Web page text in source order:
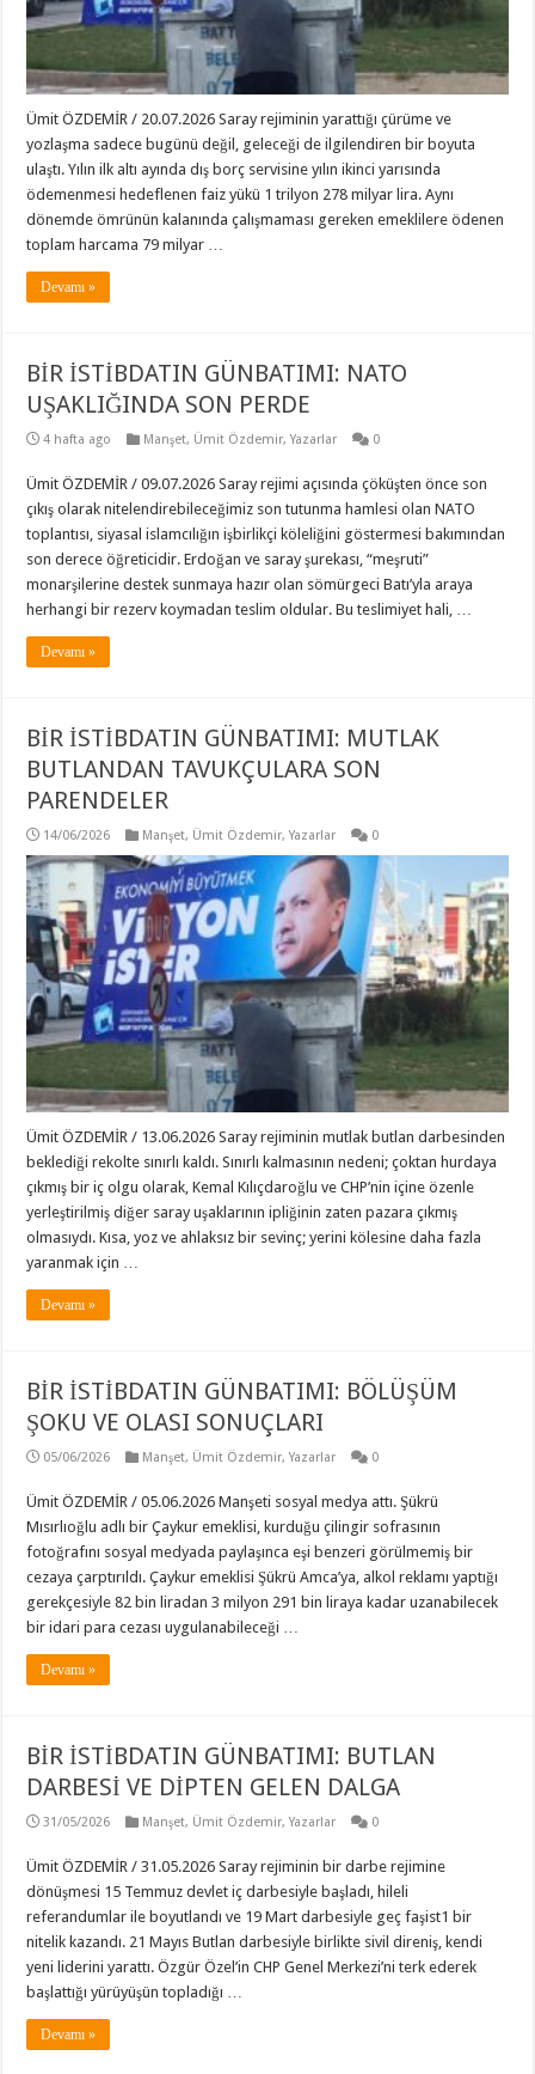
Ümit ÖZDEMİR / 20.07.2026 Saray rejiminin yarattığı çürüme ve
yozlaşma sadece bugünü değil, geleceği de ilgilendiren bir boyuta
ulaştı. Yılın ilk altı ayında dış borç servisine yılın ikinci yarısında
ödemenmesi hedeflenen faiz yükü 1 trilyon 278 milyar lira. Aynı
dönemde ömrünün kalanında çalışmaması gereken emeklilere ödenen
toplam harcama 79 milyar …
Devamı »
BİR İSTİBDATIN GÜNBATIMI: NATO
UŞAKLIĞINDA SON PERDE
4 hafta ago Manşet, Ümit Özdemir,Yazarlar 0
Ümit ÖZDEMİR / 09.07.2026 Saray rejimi açısında çöküşten önce son
çıkış olarak nitelendirebileceğimiz son tutunma hamlesi olan NATO
toplantısı, siyasal islamcılığın işbirlikçi köleliğini göstermesi bakımından
son derece öğreticidir. Erdoğan ve saray şurekası, “meşruti”
monarşilerine destek sunmaya hazır olan sömürgeci Batı’yla araya
herhangi bir rezerv koymadan teslim oldular. Bu teslimiyet hali, …
Devamı »
BİR İSTİBDATIN GÜNBATIMI: MUTLAK
BUTLANDAN TAVUKÇULARA SON
PARENDELER
14/06/2026 Manşet, Ümit Özdemir,Yazarlar 0
Ümit ÖZDEMİR / 13.06.2026 Saray rejiminin mutlak butlan darbesinden
beklediği rekolte sınırlı kaldı. Sınırlı kalmasının nedeni; çoktan hurdaya
çıkmış bir iç olgu olarak, Kemal Kılıçdaroğlu ve CHP’nin içine özenle
yerleştirilmiş diğer saray uşaklarının ipliğinin zaten pazara çıkmış
olmasıydı. Kısa, yoz ve ahlaksız bir sevinç; yerini kölesine daha fazla
yaranmak için …
Devamı »
BİR İSTİBDATIN GÜNBATIMI: BÖLÜŞÜM
ŞOKU VE OLASI SONUÇLARI
05/06/2026 Manşet, Ümit Özdemir,Yazarlar 0
Ümit ÖZDEMİR / 05.06.2026 Manşeti sosyal medya attı. Şükrü
Mısırlıoğlu adlı bir Çaykur emeklisi, kurduğu çilingir sofrasının
fotoğrafını sosyal medyada paylaşınca eşi benzeri görülmemiş bir
cezaya çarptırıldı. Çaykur emeklisi Şükrü Amca’ya, alkol reklamı yaptığı
gerekçesiyle 82 bin liradan 3 milyon 291 bin liraya kadar uzanabilecek
bir idari para cezası uygulanabileceği …
Devamı »
BİR İSTİBDATIN GÜNBATIMI: BUTLAN
DARBESİ VE DİPTEN GELEN DALGA
31/05/2026 Manşet, Ümit Özdemir,Yazarlar 0
Ümit ÖZDEMİR / 31.05.2026 Saray rejiminin bir darbe rejimine
dönüşmesi 15 Temmuz devlet iç darbesiyle başladı, hileli
referandumlar ile boyutlandı ve 19 Mart darbesiyle geç faşist1 bir
nitelik kazandı. 21 Mayıs Butlan darbesiyle birlikte sivil direniş, kendi
yeni liderini yarattı. Özgür Özel’in CHP Genel Merkezi’ni terk ederek
başlattığı yürüyüşün topladığı …
Devamı »